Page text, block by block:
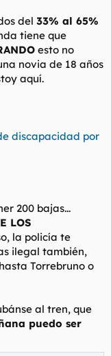
del 33% al 65%
tiene que
esto no
novia de 18 años
aquí.
discapacidad por
200 bajas...
LOS
la policía te
ilegal también,
Torrebruno o
al tren, que
puedo ser